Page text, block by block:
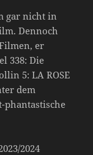
gar nicht in
Dennoch
er
338: Die
5: LA ROSE
dem
phantastische
2024